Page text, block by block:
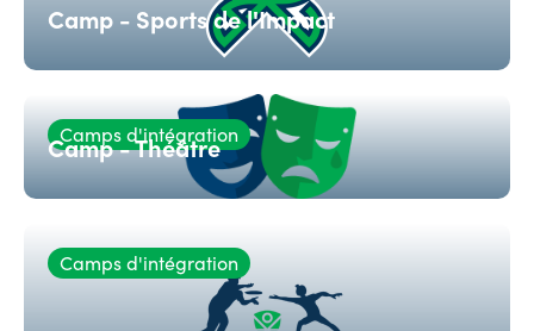
Camp - Sports de l'Impact
Camps d'intégration
Camp - Théâtre
Camps d'intégration